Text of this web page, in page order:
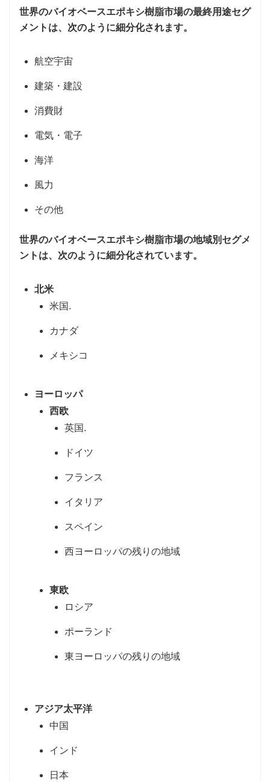
世界のバイオベースエポキシ樹脂市場の最終用途セグ
メントは、次のように細分化されます。
航空宇宙
建築・建設
消費財
電気・電子
海洋
風力
その他
世界のバイオベースエポキシ樹脂市場の地域別セグメ
ントは、次のように細分化されています。
北米
米国.
カナダ
メキシコ
ヨーロッパ
西欧
英国.
ドイツ
フランス
イタリア
スペイン
西ヨーロッパの残りの地域
東欧
ロシア
ポーランド
東ヨーロッパの残りの地域
アジア太平洋
中国
インド
日本